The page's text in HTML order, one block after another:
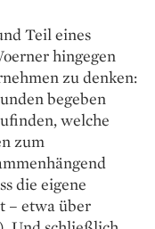
Teil eines
hingegen
zu denken:
begeben
welche
zum
die eigene
– etwa über